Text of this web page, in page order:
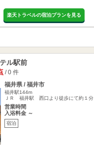
楽天トラベルの宿泊プランを見る
ル駅前
/ 0 件
福井県 / 福井市
福井駅144m
ＪＲ 福井駅 西口より徒歩にて約１分
営業時間
入浴料金 ～
宿泊